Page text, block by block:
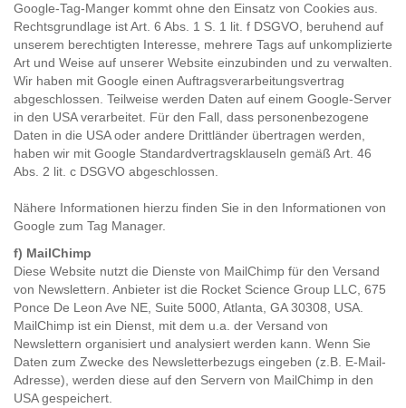
Google-Tag-Manger kommt ohne den Einsatz von Cookies aus.
Rechtsgrundlage ist Art. 6 Abs. 1 S. 1 lit. f DSGVO, beruhend auf
unserem berechtigten Interesse, mehrere Tags auf unkomplizierte
Art und Weise auf unserer Website einzubinden und zu verwalten.
Wir haben mit Google einen Auftragsverarbeitungsvertrag
abgeschlossen. Teilweise werden Daten auf einem Google-Server
in den USA verarbeitet. Für den Fall, dass personenbezogene
Daten in die USA oder andere Drittländer übertragen werden,
haben wir mit Google Standardvertragsklauseln gemäß Art. 46
Abs. 2 lit. c DSGVO abgeschlossen.
Nähere Informationen hierzu finden Sie in den Informationen von
Google zum Tag Manager.
f) MailChimp
Diese Website nutzt die Dienste von MailChimp für den Versand
von Newslettern. Anbieter ist die Rocket Science Group LLC, 675
Ponce De Leon Ave NE, Suite 5000, Atlanta, GA 30308, USA.
MailChimp ist ein Dienst, mit dem u.a. der Versand von
Newslettern organisiert und analysiert werden kann. Wenn Sie
Daten zum Zwecke des Newsletterbezugs eingeben (z.B. E-Mail-
Adresse), werden diese auf den Servern von MailChimp in den
USA gespeichert.